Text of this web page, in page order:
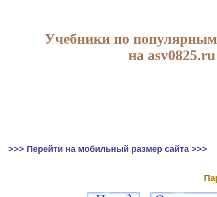
Учебники по
на asv0825.ru
>>> Перейти на мобильный размер сайта >>>